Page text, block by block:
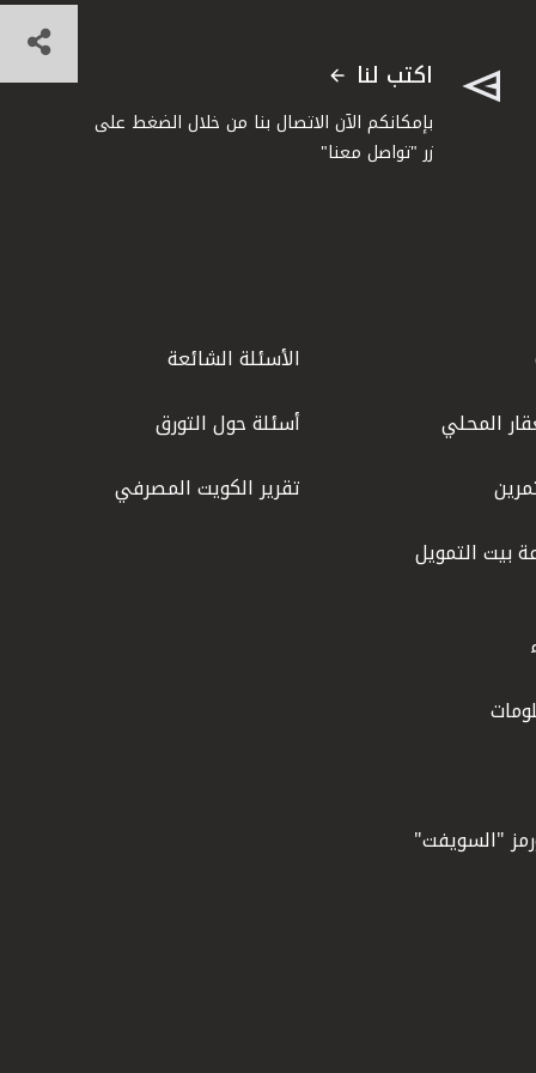
اكتب لنا
بإمكانكم الآن الاتصال بنا من خلال الضغط على
زر "تواصل معنا"
المحلي
بيت التمويل
"السويفت"
الأسئلة الشائعة
أسئلة حول التورق
تقرير الكويت المصرفي